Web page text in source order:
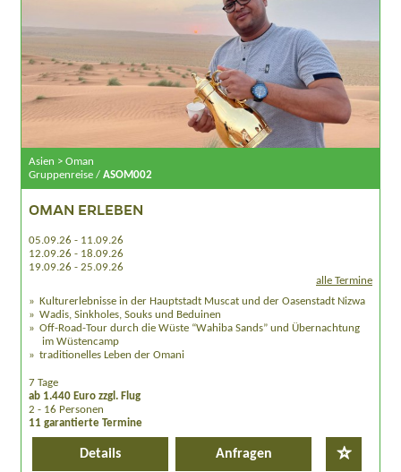
Asien > Oman
Gruppenreise / ASOM002
OMAN ERLEBEN
05.09.26 - 11.09.26
12.09.26 - 18.09.26
19.09.26 - 25.09.26
alle Termine
Kulturerlebnisse in der Hauptstadt Muscat und der Oasenstadt Nizwa
Wadis, Sinkholes, Souks und Beduinen
Off-Road-Tour durch die Wüste “Wahiba Sands” und Übernachtung
im Wüstencamp
traditionelles Leben der Omani
7 Tage
ab 1.440 Euro zzgl. Flug
2 - 16 Personen
11 garantierte Termine
Details Anfragen